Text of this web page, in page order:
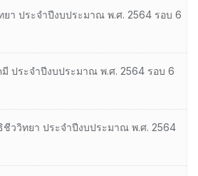
ยา ประจำปีงบประมาณ พ.ศ. 2564 รอบ 6
มี ประจำปีงบประมาณ พ.ศ. 2564 รอบ 6
ชีววิทยา ประจำปีงบประมาณ พ.ศ. 2564